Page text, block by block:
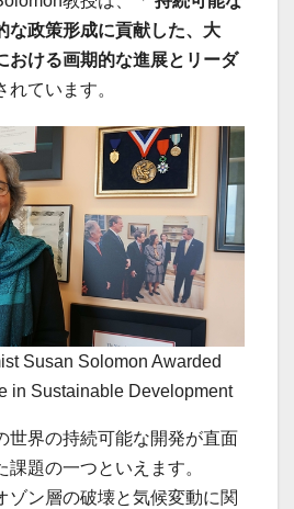
な政策形成に貢献した、大
おける画期的な進展とリーダ
れています。
Susan Solomon Awarded
in Sustainable Development
世界の持続可能な開発が直面
題の一つといえます。
ゾン層の破壊と気候変動に関